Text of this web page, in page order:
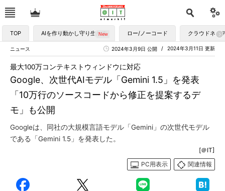
TOP AIを作り動かし守り生かす ロー/ノーコード クラウドネイ
ニュース 2024年3月11日 更新
2024年3月9日 公開
Google、次世代AIモデル「Gemini 1.5」を発表
「10万行のソースコードから修正を提案するデ
モ」も公開
最大100万コンテキストウィンドウに対応
Googleは、同社の大規模言語モデル「Gemini」の次世代モデル
である「Gemini 1.5」を発表した。
[＠IT]
PC用表示
関連情報